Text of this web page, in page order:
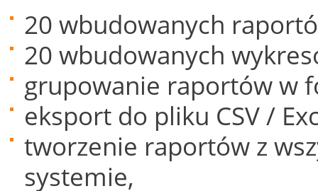
20 wbudowanych
20 wbudowanych
grupowanie raportów w
eksport do pliku CSV /
tworzenie raportów z
systemie,